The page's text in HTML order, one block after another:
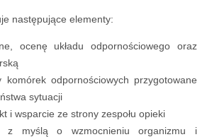
następujące elementy:
ocenę układu odpornościowego oraz
komórek odpornościowych przygotowane
sytuacji
i wsparcie ze strony zespołu opieki
z myślą o wzmocnieniu organizmu i